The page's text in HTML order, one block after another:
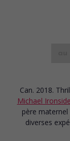
Can. 2018.
Michael Ironside
père
diverses